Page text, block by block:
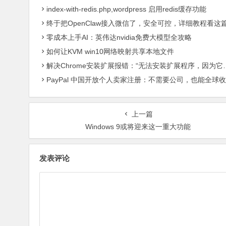
index-with-redis.php,wordpress 启用redis缓存功能
终于把OpenClaw接入微信了，安全可控，详细教程看这
零成本上手AI：英伟达nvidia免费大模型全攻略
如何让KVM win10网络映射共享本地文件
解决Chrome安装扩展报错：“无法安装扩展程序，因为它使用了不受支持的清单版本“
PayPal 中国开放个人卖家注册：不需要公司，也能全球收款了
上一篇
Windows 9或将迎来这一重大功能
发表评论